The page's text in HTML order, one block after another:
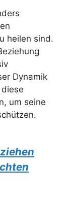
heilen sind.
Dynamik
um seine